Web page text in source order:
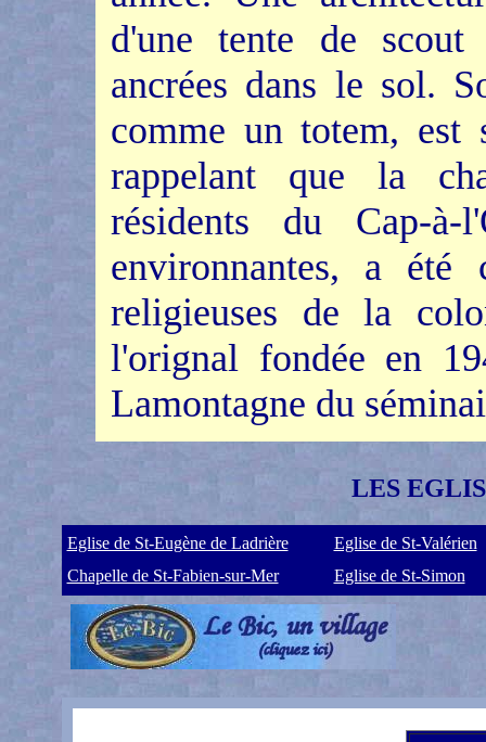
d'une tente de
ancrées dans le sol.
comme un totem, est
rappelant que la
résidents du Cap-à-
environnantes, a été
religieuses de la
l'orignal fondée en
Lamontagne du
LES
Eglise de St-Eugène de Ladrière
Eglise de St-Valérien
Chapelle de St-Fabien-sur-Mer
Eglise de St-Simon